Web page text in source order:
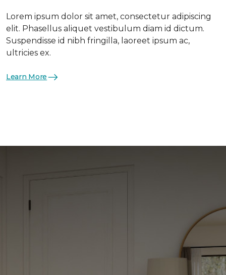
Lorem ipsum dolor sit amet, consectetur adipiscing
elit. Phasellus aliquet vestibulum diam id dictum.
Suspendisse id nibh fringilla, laoreet ipsum ac,
ultricies ex.
Learn More